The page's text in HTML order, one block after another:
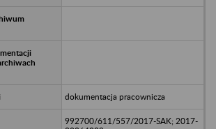
dokumentacja pracownicza
992700/611/557/2017-SAK; 2017-